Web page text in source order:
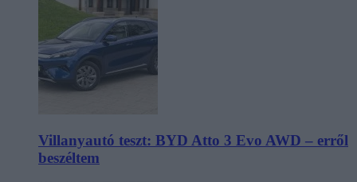
Villanyautó teszt: BYD Atto 3 Evo AWD – erről
beszéltem